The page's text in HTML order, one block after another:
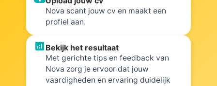
Inloggen
Nova scant jouw cv en maakt een
profiel aan.
analytics Bekijk het resultaat
Met gerichte tips en feedback van
Nova zorg je ervoor dat jouw
vaardigheden en ervaring duidelijk